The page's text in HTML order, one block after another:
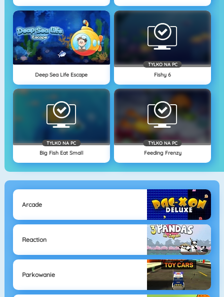
Deep Sea Life Escape
TYLKO NA PC
Fishy 6
TYLKO NA PC
Big Fish Eat Small
TYLKO NA PC
Feeding Frenzy
Arcade
Reaction
Parkowanie